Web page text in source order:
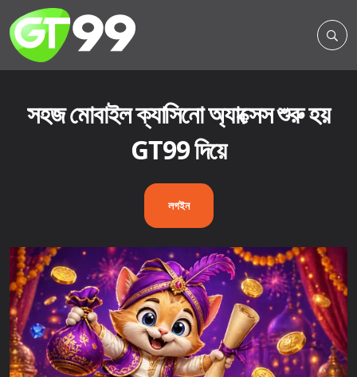
সহজ মোবাইল ক্যাসিনো অ্যাক্সেস শুরু হয়
GT99 দিয়ে
লগইন